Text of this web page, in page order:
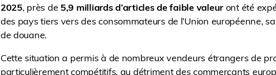
2025, près de 5,9 milliards d’articles de faible valeuront été
des pays tiers vers des consommateurs de l’Union européenne,
de douane.
Cette situation a permis à de nombreux vendeurs étrangers de
particulièrement compétitifs, au détriment des commerçants